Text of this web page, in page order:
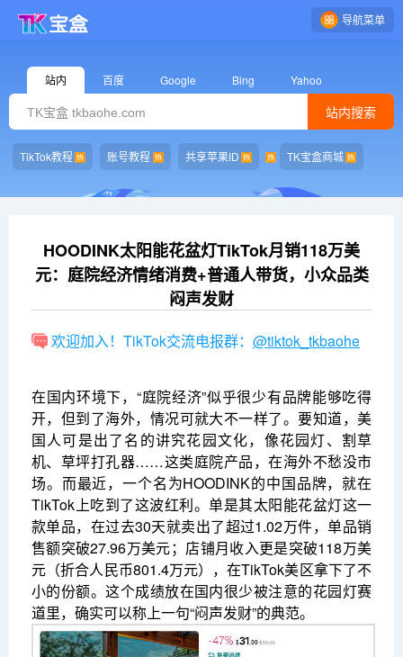
导航菜单
站内 百度 Google Bing Yahoo
站内搜索
TikTok教程 账号教程 共享苹果ID TK宝盒商城
HOODINK太阳能花盆灯TikTok月销118万美
元：庭院经济情绪消费+普通人带货，小众品类
闷声发财
欢迎加入！TikTok交流电报群： @tiktok_tkbaohe
在国内环境下，“庭院经济”似乎很少有品牌能够吃得
开，但到了海外，情况可就大不一样了。要知道，美
国人可是出了名的讲究花园文化，像花园灯、割草
机、草坪打孔器……这类庭院产品，在海外不愁没市
场。而最近，一个名为HOODINK的中国品牌，就在
TikTok上吃到了这波红利。单是其太阳能花盆灯这一
款单品，在过去30天就卖出了超过1.02万件，单品销
售额突破27.96万美元；店铺月收入更是突破118万美
元（折合人民币801.4万元），在TikTok美区拿下了不
小的份额。这个成绩放在国内很少被注意的花园灯赛
道里，确实可以称上一句“闷声发财”的典范。